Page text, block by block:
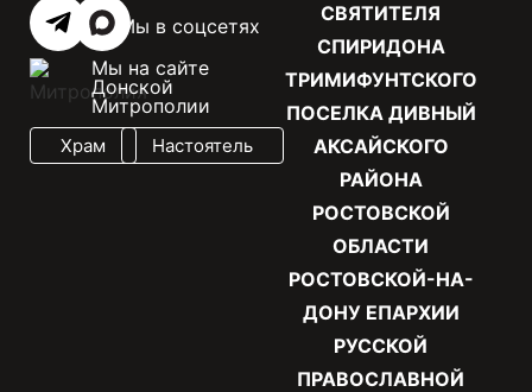
СВЯТИТЕЛЯ
СПИРИДОНА
ТРИМИФУНТСКОГО
ПОСЕЛКА ДИВНЫЙ
АКСАЙСКОГО
РАЙОНА
РОСТОВСКОЙ
ОБЛАСТИ
РОСТОВСКОЙ-НА-
ДОНУ ЕПАРХИИ
РУССКОЙ
ПРАВОСЛАВНОЙ
Мы в соцсетях
Мы на сайте
Донской
Митрополии
Храм Настоятель